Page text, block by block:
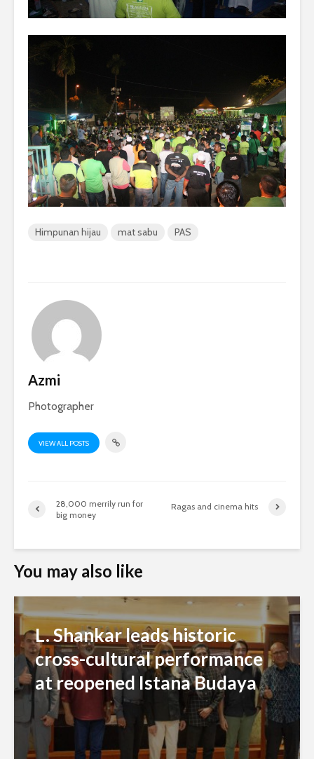
Himpunan hijau mat sabu PAS
Azmi
Photographer
VIEW ALL POSTS
28,000 merrily run for
big money
Ragas and cinema hits
You may also like
L. Shankar leads historic
cross-cultural performance
at reopened Istana Budaya